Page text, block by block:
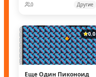
0 Другие
0.0
Еще Один Пиконоид